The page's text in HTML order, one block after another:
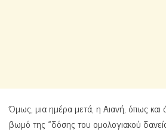
Όμως, μια ημέρα μετά, η Αιανή, όπως και
βωμό της «δόσης του ομολογιακού